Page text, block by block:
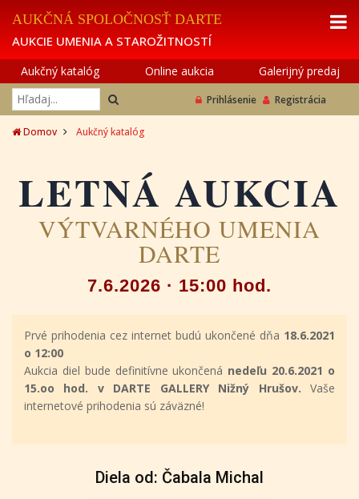
AUKČNÁ SPOLOČNOSŤ DARTE
AUKCIE UMENIA A STAROŽITNOSTÍ
Aukčný katalóg Online aukcia Galerijný predaj
Prihlásenie Registrácia
Domov Aukčný katalóg
LETNÁ AUKCIA
VÝTVARNÉHO UMENIA
DARTE
7.6.2026 · 15:00 hod.
Prvé prihodenia cez internet budú ukončené dňa 18.6.2021
o 12:00
Aukcia diel bude definitívne ukončená nedeľu 20.6.2021 o
15.oo hod. v DARTE GALLERY Nižný Hrušov. Vaše
internetové prihodenia sú záväzné!
Diela od: Čabala Michal